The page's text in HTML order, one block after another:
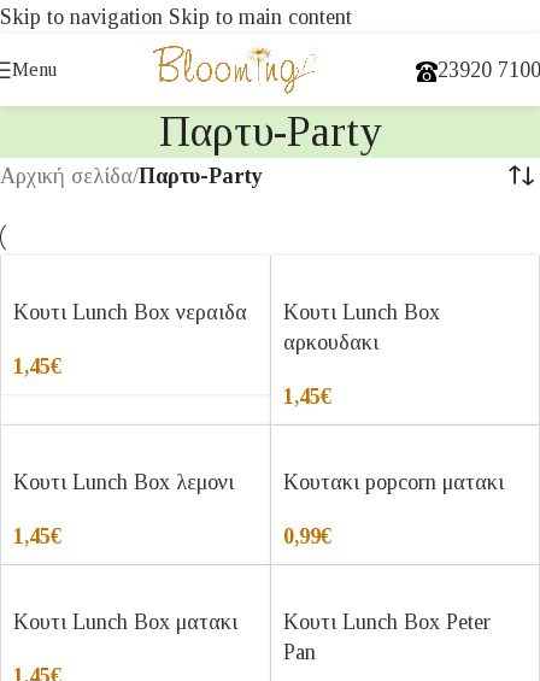
Skip to navigation Skip to main content
Menu 23920
Παρτυ-Party
Αρχική σελίδα/Παρτυ-Party
Κουτι Lunch Box νεραιδα
1,45€
Κουτι Lunch Box
αρκουδακι
1,45€
Κουτι Lunch Box λεμονι
1,45€
Κουτακι popcorn ματακι
0,99€
Κουτι Lunch Box ματακι
1,45€
Κουτι Lunch Box Peter
Pan